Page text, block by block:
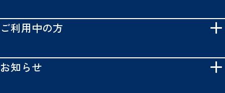
ご利用中の方
お知らせ